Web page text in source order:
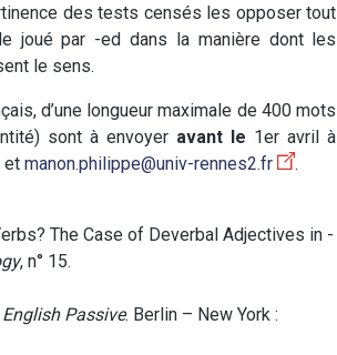
des tests censés les opposer tout
joué par -ed dans la manière dont les
le sens.
d’une longueur maximale de 400 mots
sont à envoyer avant le 1er avril à
et manon.philippe@univ-rennes2.fr .
The Case of Deverbal Adjectives in -
, n° 15.
Passive. Berlin – New York :